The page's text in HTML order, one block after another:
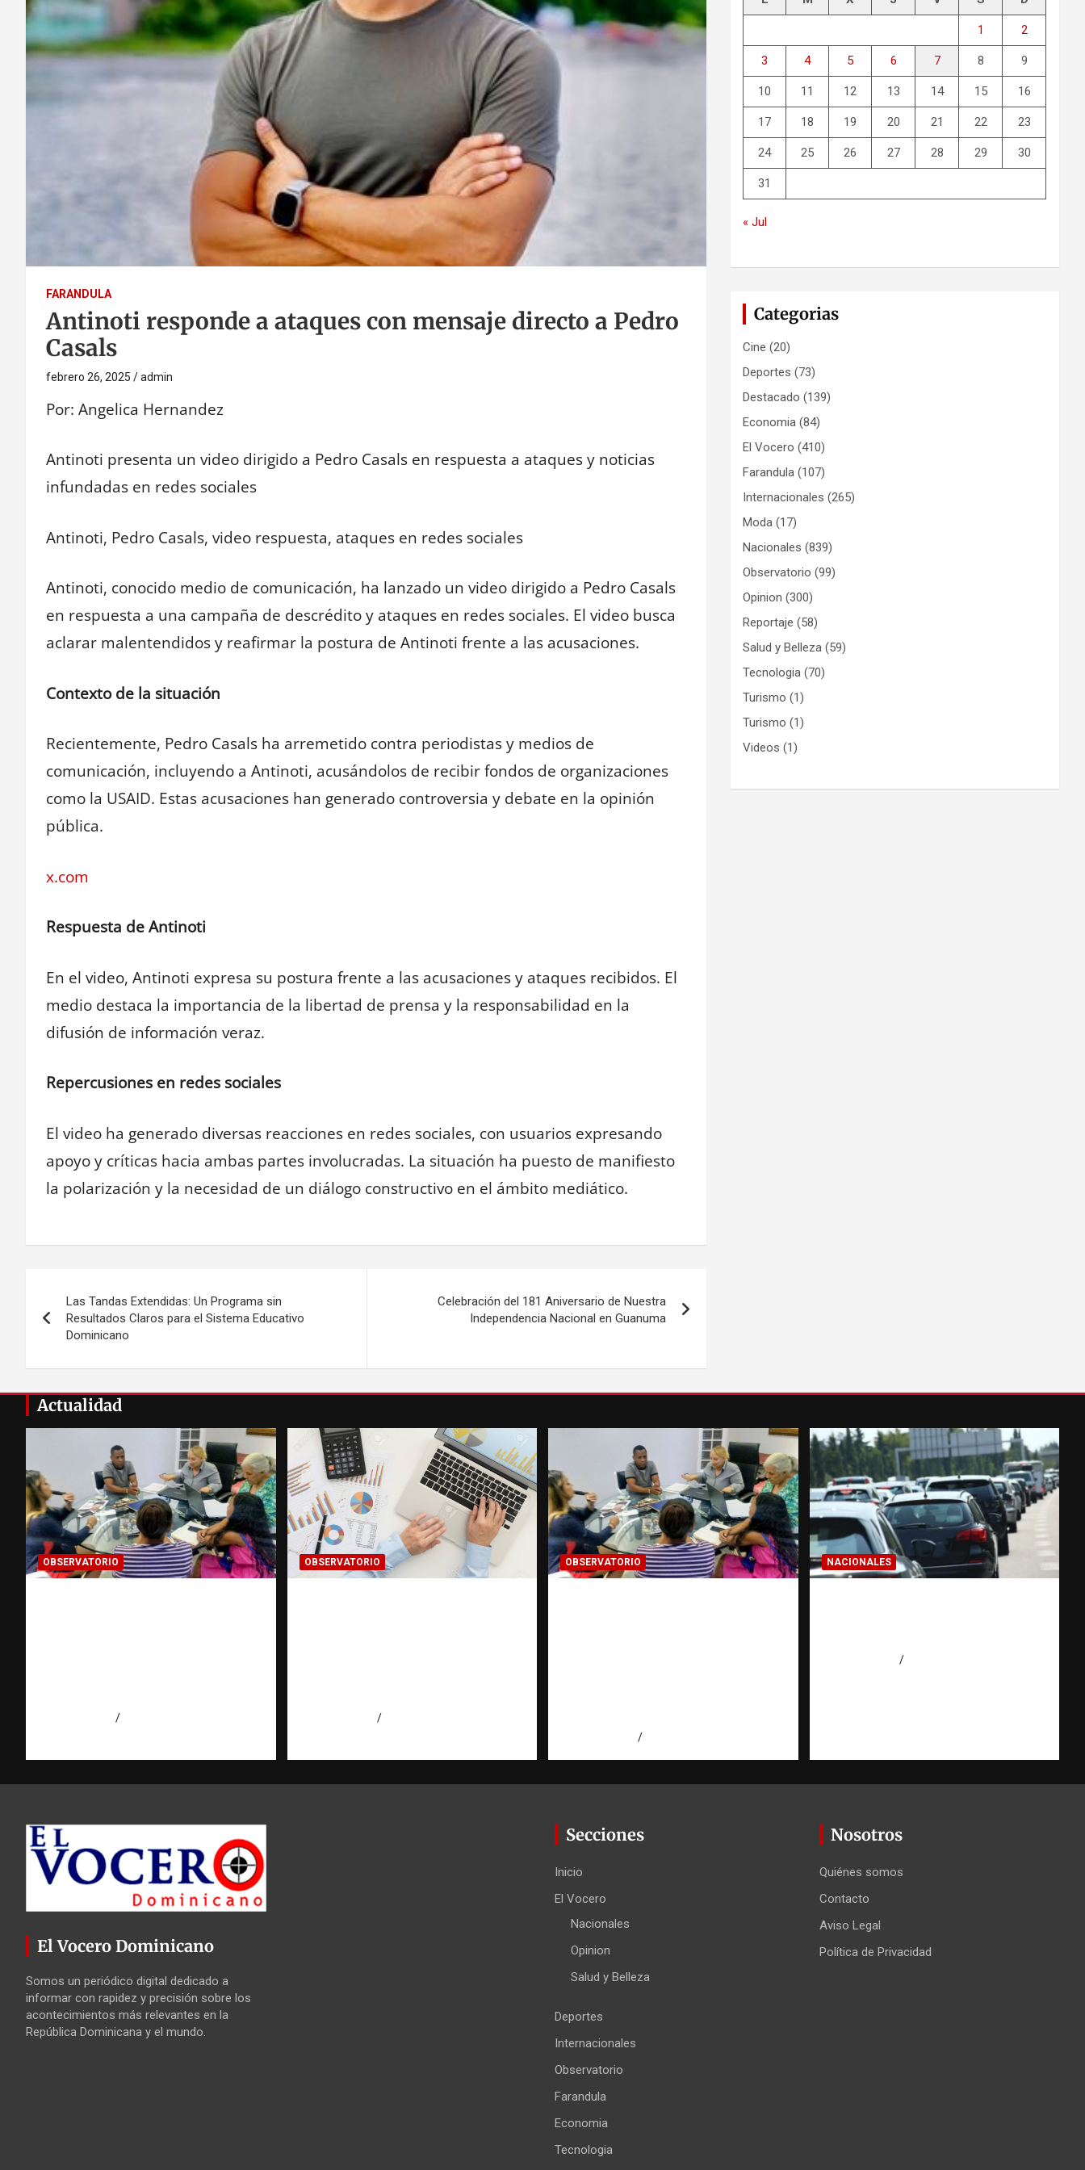
FARANDULA
Antinoti responde a ataques con mensaje directo a Pedro
Casals
febrero 26, 2025 admin
Por: Angelica Hernandez
Antinoti presenta un video dirigido a Pedro Casals en respuesta a ataques y noticias
infundadas en redes sociales
Antinoti, Pedro Casals, video respuesta, ataques en redes sociales
Antinoti, conocido medio de comunicación, ha lanzado un video dirigido a Pedro Casals
en respuesta a una campaña de descrédito y ataques en redes sociales. El video busca
aclarar malentendidos y reafirmar la postura de Antinoti frente a las acusaciones.
Contexto de la situación
Recientemente, Pedro Casals ha arremetido contra periodistas y medios de
comunicación, incluyendo a Antinoti, acusándolos de recibir fondos de organizaciones
como la USAID. Estas acusaciones han generado controversia y debate en la opinión
pública.
x.com
Respuesta de Antinoti
En el video, Antinoti expresa su postura frente a las acusaciones y ataques recibidos. El
medio destaca la importancia de la libertad de prensa y la responsabilidad en la
difusión de información veraz.
Repercusiones en redes sociales
El video ha generado diversas reacciones en redes sociales, con usuarios expresando
apoyo y críticas hacia ambas partes involucradas. La situación ha puesto de manifiesto
la polarización y la necesidad de un diálogo constructivo en el ámbito mediático.
de
Las Tandas Extendidas: Un Programa sin
Resultados Claros para el Sistema Educativo
Dominicano
Celebración del 181 Aniversario de Nuestra
Independencia Nacional en Guanuma
1 2
3 4 5 6 7 8 9
10 11 12 13 14 15 16
17 18 19 20 21 22 23
24 25 26 27 28 29 30
31
« Jul
Categorias
Cine (20)
Deportes (73)
Destacado (139)
Economia (84)
El Vocero (410)
Farandula (107)
Internacionales (265)
Moda (17)
Nacionales (839)
Observatorio (99)
Opinion (300)
Reportaje (58)
Salud y Belleza (59)
Tecnologia (70)
Turismo (1)
Turismo (1)
Videos (1)
Actualidad
OBSERVATORIO OBSERVATORIO OBSERVATORIO NACIONALES
El Vocero Dominicano
Somos un periódico digital dedicado a
informar con rapidez y precisión sobre los
acontecimientos más relevantes en la
República Dominicana y el mundo.
Secciones
Inicio
El Vocero
Nacionales
Opinion
Salud y Belleza
Deportes
Internacionales
Observatorio
Farandula
Economia
Tecnologia
Nosotros
Quiénes somos
Contacto
Aviso Legal
Política de Privacidad